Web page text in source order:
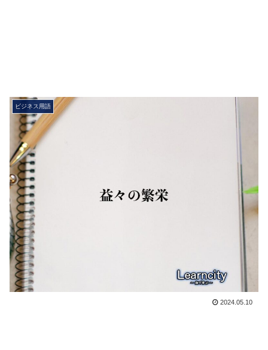
ビジネス用語
2024.05.10